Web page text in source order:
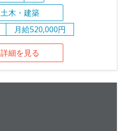
土木・建築
月給520,000円
詳細を見る